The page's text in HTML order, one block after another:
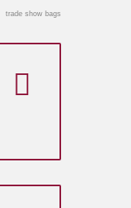
trade show bags